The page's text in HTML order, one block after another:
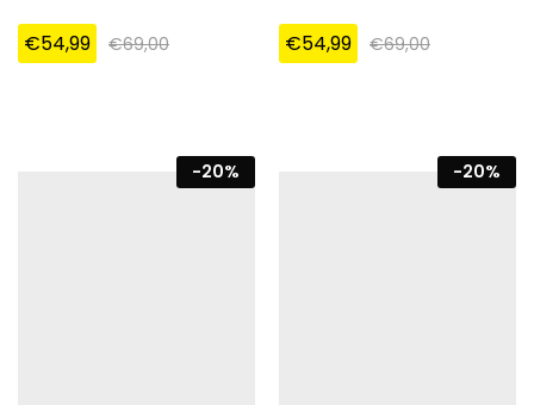
€54,99 €69,00 €54,99 €69,00
-20% -20%